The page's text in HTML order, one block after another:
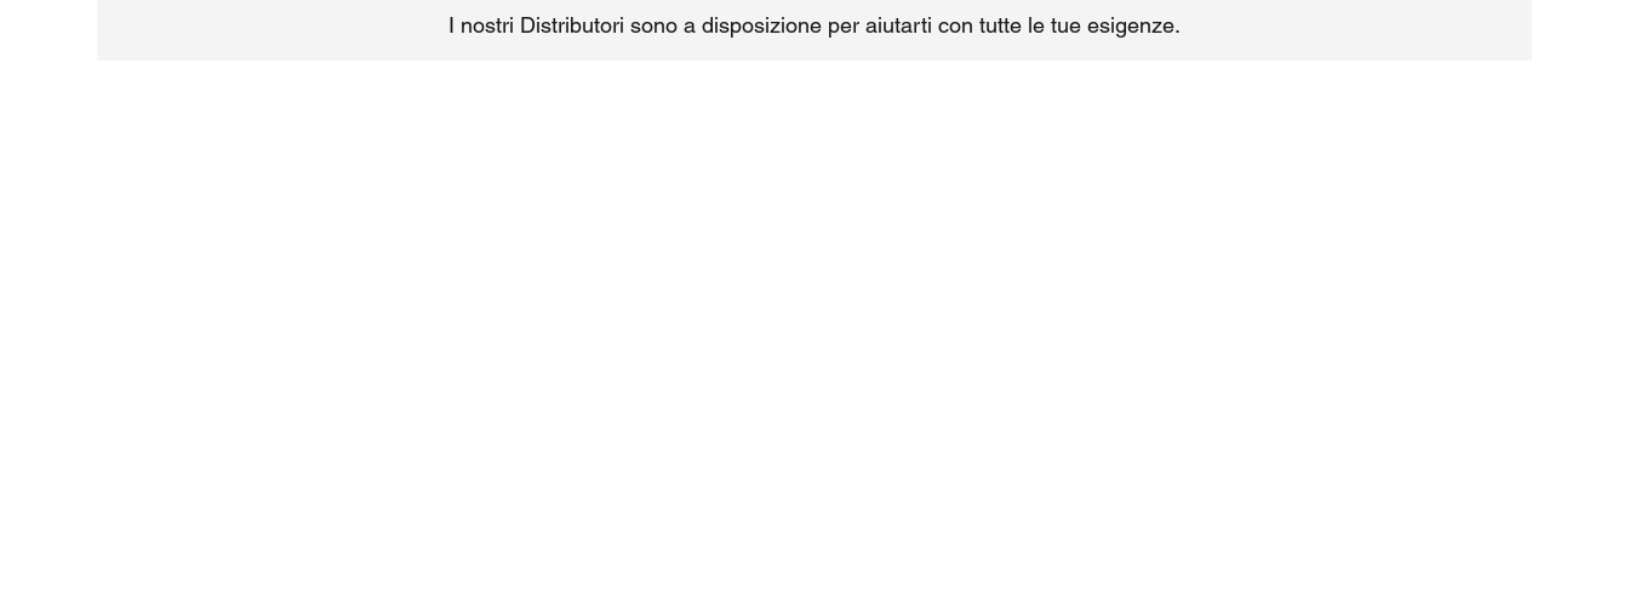
I nostri Distributori sono a disposizione per aiutarti con tutte le tue esigenze.